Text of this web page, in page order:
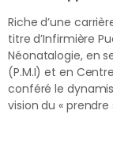
Riche d’une
titre d’Infirmière
Néonatalogie, en
(P.M.I) et en
conféré le
vision du « prendre